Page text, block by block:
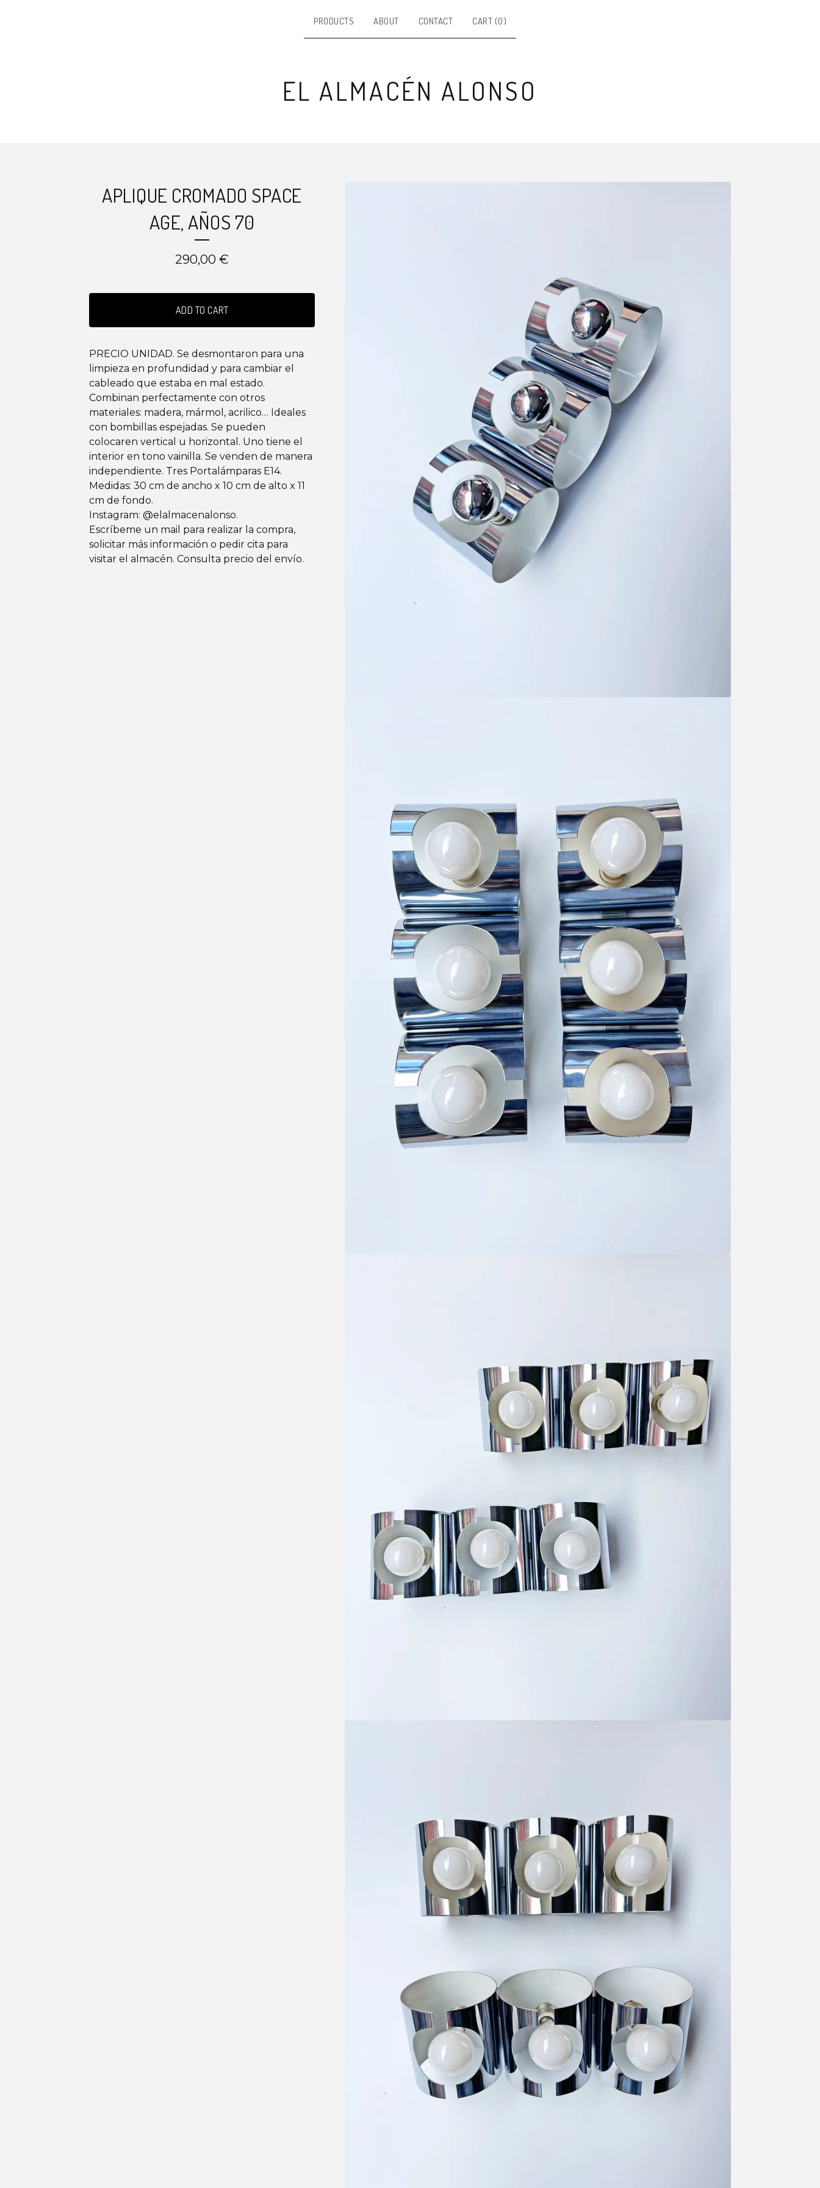
PRODUCTS ABOUT CONTACT CART (0)
EL ALMACÉN ALONSO
APLIQUE CROMADO SPACE
AGE, AÑOS 70
290,00 €
ADD TO CART
PRECIO UNIDAD. Se desmontaron para una
limpieza en profundidad y para cambiar el
cableado que estaba en mal estado.
Combinan perfectamente con otros
materiales: madera, mármol, acrilico… Ideales
con bombillas espejadas. Se pueden
colocaren vertical u horizontal. Uno tiene el
interior en tono vainilla. Se venden de manera
independiente. Tres Portalámparas E14.
Medidas: 30 cm de ancho x 10 cm de alto x 11
cm de fondo.
Instagram: @elalmacenalonso.
Escríbeme un mail para realizar la compra,
solicitar más información o pedir cita para
visitar el almacén. Consulta precio del envío.